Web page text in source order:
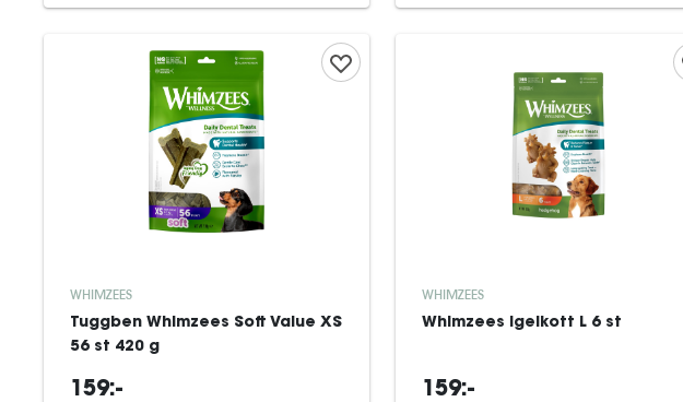
WHIMZEES
Tuggben Whimzees Soft Value XS
56 st 420 g
159:-
WHIMZEES
Whimzees Igelkott L 6 st
159:-